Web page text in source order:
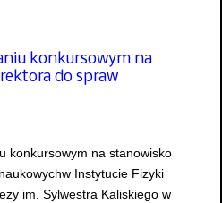
konkursowym na
do spraw
konkursowym na stanowisko
Instytucie Fizyki
im. Sylwestra Kaliskiego w